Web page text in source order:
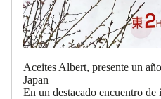
Aceites Albert, presente un
Japan
En un destacado encuentro